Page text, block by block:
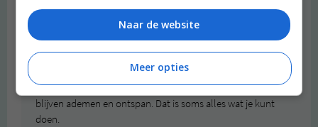
Oh, ik voel je zorgen door je berichtje heen. Ik snap je
Hopelijk komt er snel wat meer duidelijkheid voor je. Voor nu:
blijven ademen en ontspan. Dat is soms alles wat je kunt
doen.
Naar de website
Meer opties